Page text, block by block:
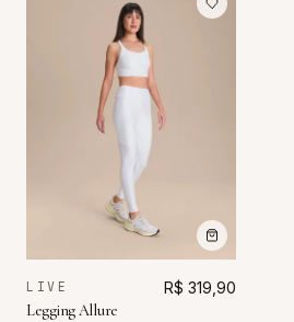
LIVE
Legging Allure
R$ 319,90